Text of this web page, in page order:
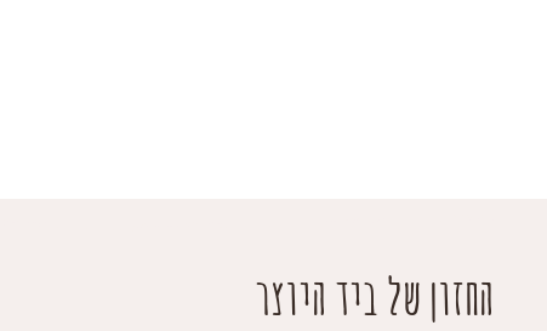
החזון של ביד היוצר